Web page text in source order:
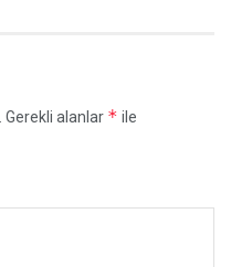
Gerekli alanlar * ile